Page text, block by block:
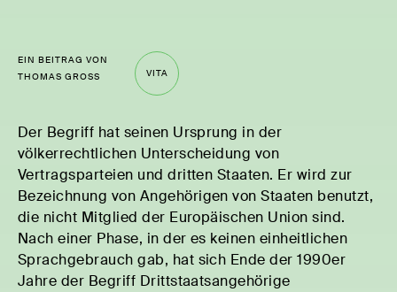
EIN BEITRAG VON
THOMAS GROSS
VITA
Der Begriff hat seinen Ursprung in der
völkerrechtlichen Unterscheidung von
Vertragsparteien und dritten Staaten. Er wird zur
Bezeichnung von Angehörigen von Staaten benutzt,
die nicht Mitglied der Europäischen Union sind.
Nach einer Phase, in der es keinen einheitlichen
Sprachgebrauch gab, hat sich Ende der 1990er
Jahre der Begriff Drittstaatsangehörige